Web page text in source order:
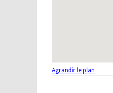
Agrandir le plan